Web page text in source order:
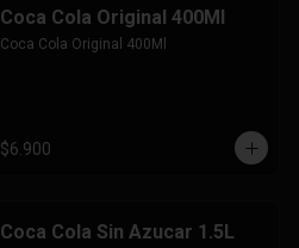
Coca Cola Original 400Ml
Coca Cola Original 400Ml
$6.900
Coca Cola Sin Azucar 1.5L